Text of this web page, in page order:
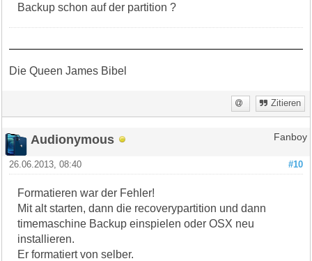
Backup schon auf der partition ?
Die Queen James Bibel
Zitieren
Audionymous Fanboy
#10
26.06.2013, 08:40
Formatieren war der Fehler!
Mit alt starten, dann die recoverypartition und dann
timemaschine Backup einspielen oder OSX neu
installieren.
Er formatiert von selber.